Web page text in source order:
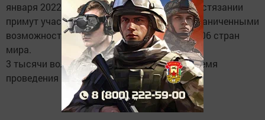
января 2022 года. В данном спортивном состязании
примут участие свыше 2 тыс. атлетов с ограниченными
возможностями и юнифайд-партнеров из 106 стран
мира.
3 тысячи волонтеров примут участие во время
проведения игр.